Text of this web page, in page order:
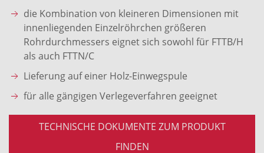
die Kombination von kleineren Dimensionen mit
innenliegenden Einzelröhrchen größeren
Rohrdurchmessers eignet sich sowohl für FTTB/H
als auch FTTN/C
Lieferung auf einer Holz-Einwegspule
für alle gängigen Verlegeverfahren geeignet
TECHNISCHE DOKUMENTE ZUM PRODUKT
FINDEN